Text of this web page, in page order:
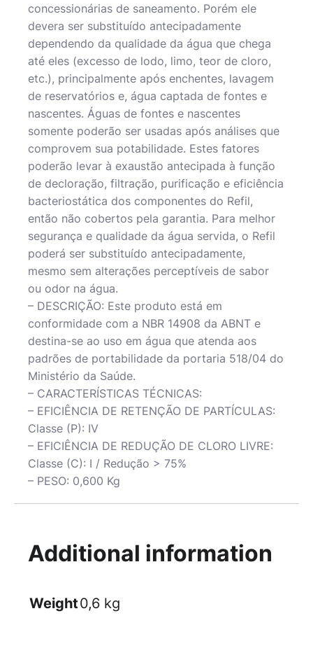
concessionárias de saneamento. Porém ele
devera ser substituído antecipadamente
dependendo da qualidade da água que chega
até eles (excesso de lodo, limo, teor de cloro,
etc.), principalmente após enchentes, lavagem
de reservatórios e, água captada de fontes e
nascentes. Águas de fontes e nascentes
somente poderão ser usadas após análises que
comprovem sua potabilidade. Estes fatores
poderão levar à exaustão antecipada à função
de decloração, filtração, purificação e eficiência
bacteriostática dos componentes do Refil,
então não cobertos pela garantia. Para melhor
segurança e qualidade da água servida, o Refil
poderá ser substituído antecipadamente,
mesmo sem alterações perceptíveis de sabor
ou odor na água.
– DESCRIÇÃO: Este produto está em
conformidade com a NBR 14908 da ABNT e
destina-se ao uso em água que atenda aos
padrões de portabilidade da portaria 518/04 do
Ministério da Saúde.
– CARACTERÍSTICAS TÉCNICAS:
– EFICIÊNCIA DE RETENÇÃO DE PARTÍCULAS:
Classe (P): IV
– EFICIÊNCIA DE REDUÇÃO DE CLORO LIVRE:
Classe (C): I / Redução > 75%
– PESO: 0,600 Kg
Additional information
Weight0,6 kg